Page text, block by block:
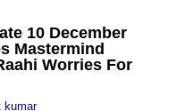
10 December
Mastermind
Worries For
kumar